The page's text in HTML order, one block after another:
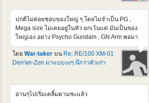
ปกติไม่ค่อยชอบของใหญ่ ๆ โดยไม่จำเป็น PG ,
Mega size ไม่เคยอยู่ในหัว ยกเว้นแต่ มันเป็นของ
ใหญ่เอง อย่าง Psycho Gundam , GN Arm พอมา
เจออันนี้ชักใจสั่นครับ 70 cm. เห็นราคาแล้วสยอง
99000 เยน แต่คิดว่า หยอดกระปุกซัก 10-12 เดือน
คงพอซื้อไหวมั้ง ของแบบนี้ มันคงไม่หมดเกลี้ยง
v=4UZKEZGeSIY ไม่แน่ กว่าจะออก อาจจะไม่
อยากได้แล้วก็ได้
โดย War-taker บน Re: RE/100 XM-01
Den'an-Zon มาแบบงงๆ นึกว่าตัวเก่า
อ่านๆไปเริ่มเคลิ้มตามซะแล้ว